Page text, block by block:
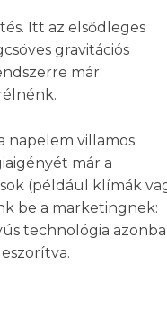
Itt az elsődleges
gravitációs
már
napelem villamos
már a
(például klímák
be a marketingnek:
technológia